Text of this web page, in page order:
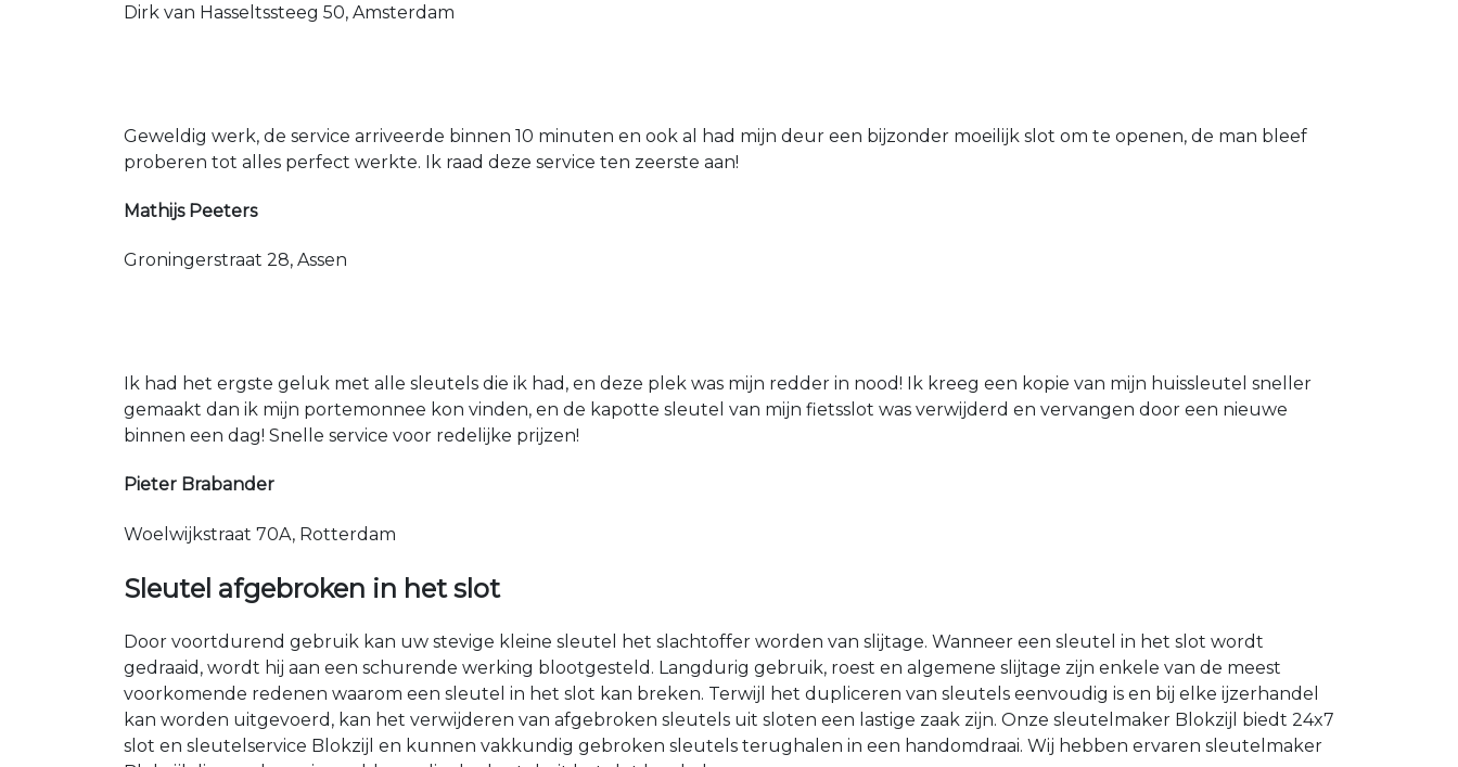
Dirk van Hasseltssteeg 50, Amsterdam
Geweldig werk, de service arriveerde binnen 10 minuten en ook al had mijn deur een bijzonder moeilijk slot om te openen, de man bleef
proberen tot alles perfect werkte. Ik raad deze service ten zeerste aan!
Mathijs Peeters
Groningerstraat 28, Assen
Ik had het ergste geluk met alle sleutels die ik had, en deze plek was mijn redder in nood! Ik kreeg een kopie van mijn huissleutel sneller
gemaakt dan ik mijn portemonnee kon vinden, en de kapotte sleutel van mijn fietsslot was verwijderd en vervangen door een nieuwe
binnen een dag! Snelle service voor redelijke prijzen!
Pieter Brabander
Woelwijkstraat 70A, Rotterdam
Sleutel afgebroken in het slot
Door voortdurend gebruik kan uw stevige kleine sleutel het slachtoffer worden van slijtage. Wanneer een sleutel in het slot wordt
gedraaid, wordt hij aan een schurende werking blootgesteld. Langdurig gebruik, roest en algemene slijtage zijn enkele van de meest
voorkomende redenen waarom een sleutel in het slot kan breken. Terwijl het dupliceren van sleutels eenvoudig is en bij elke ijzerhandel
kan worden uitgevoerd, kan het verwijderen van afgebroken sleutels uit sloten een lastige zaak zijn. Onze sleutelmaker Blokzijl biedt 24x7
slot en sleutelservice Blokzijl en kunnen vakkundig gebroken sleutels terughalen in een handomdraai. Wij hebben ervaren sleutelmaker